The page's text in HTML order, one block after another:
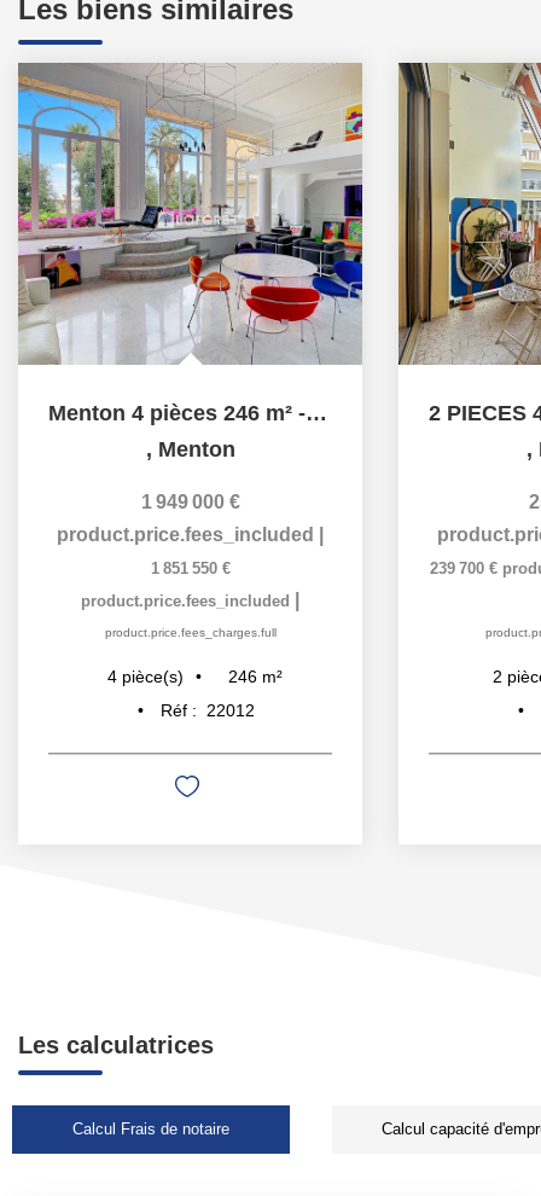
Les biens similaires
Menton 4 pièces 246 m² - Garavan - Face à la Méditerranée
, Menton
1 949 000 €
product.price.fees_included
1 851 550 €
product.price.fees_included
product.price.fees_charges.full
4 pièce(s) 246 m²
Réf :
22012
,
239 700 €
2
Les calculatrices
Calcul Frais de notaire Calcul capacité